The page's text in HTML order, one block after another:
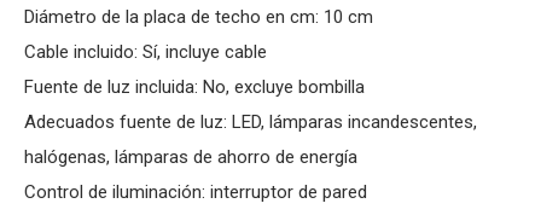
Diámetro de la placa de techo en cm: 10 cm
Cable incluido: Sí­, incluye cable
Fuente de luz incluida: No, excluye bombilla
Adecuados fuente de luz: LED, lámparas incandescentes,
halógenas, lámparas de ahorro de energía
Control de iluminación: interruptor de pared